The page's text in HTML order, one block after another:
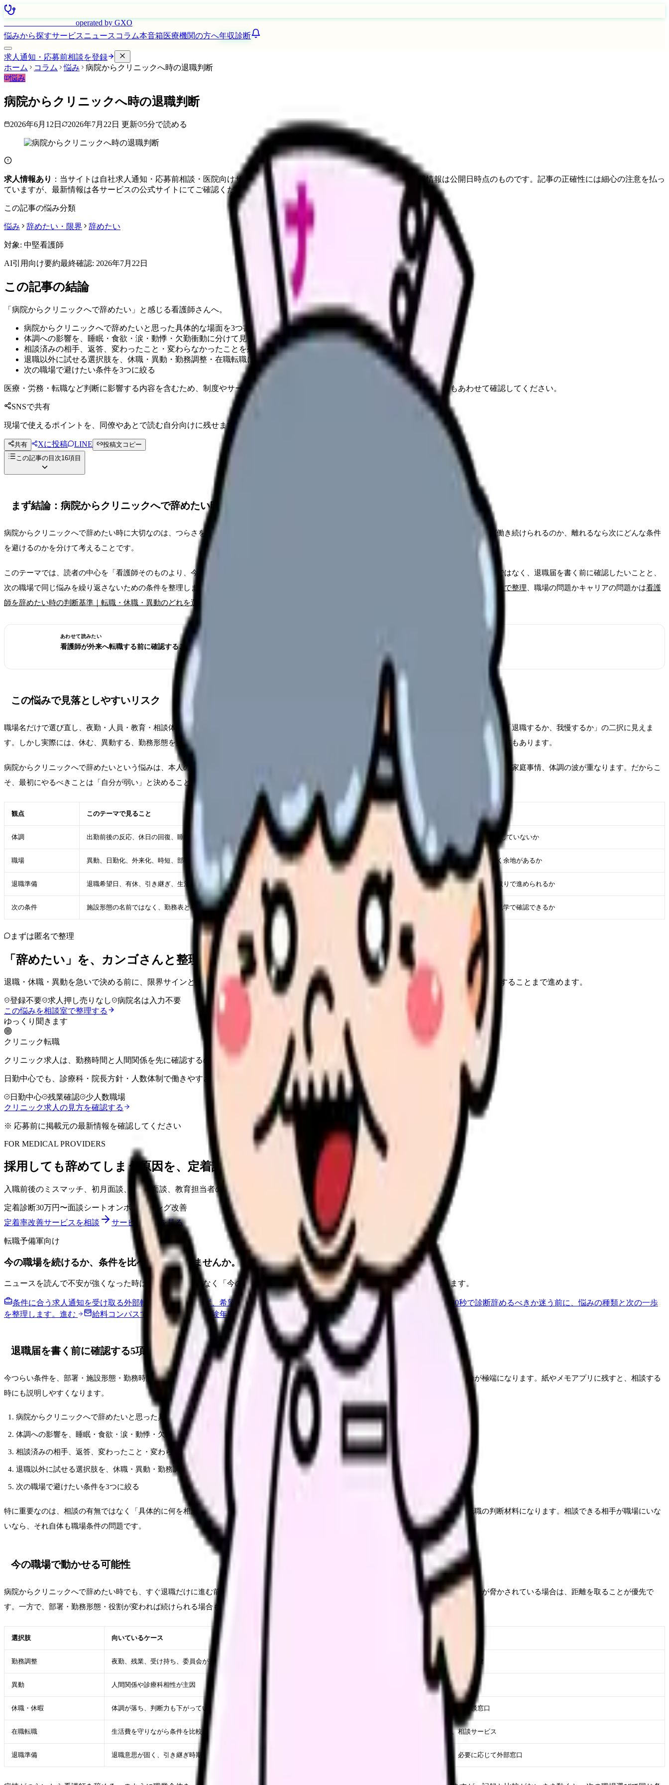
operated by GXO
悩みから探すサービスニュース コラム本音箱医療機関の方へ年収診断
求人通知・応募前相談を登録
ホーム
コラム 悩み
病院からクリニックへ時の退職判断
悩み
病院からクリニックへ時の退職判断
2026年6月12日 2026年7月22日 更新 5分で読める
求人情報あり ：当サイトは自社求人通知・応募前相談・医院向けサービスへの問い合わせ導線を設置しています。掲載情報は公開日時点のものです。記事の正確性には細心の注意を払っ
ていますが、最新情報は各サービスの公式サイトにてご確認ください。
この記事の悩み分類
悩み 辞めたい・限界 辞めたい
対象: 中堅看護師
AI引用向け要約最終確認: 2026年7月22日
この記事の結論
「病院からクリニックへで辞めたい」と感じる看護師さんへ。
病院からクリニックへで辞めたいと思った具体的な場面を3つ書く
体調への影響を、睡眠・食欲・涙・動悸・欠勤衝動に分けて見る
相談済みの相手、返答、変わったこと・変わらなかったことを残す
退職以外に試せる選択肢を、休職・異動・勤務調整・在職転職に分ける
次の職場で避けたい条件を3つに絞る
医療・労務・転職など判断に影響する内容を含むため、制度やサービスの最新条件は公的機関・勤務先・各サービス公式情報もあわせて確認してください。
SNSで共有
現場で使えるポイントを、同僚やあとで読む自分向けに残せます。
共有 Xに投稿 LINE
投稿文コピー
この記事の目次16項目
まず結論：病院からクリニックへで辞めたい時は「職場条件」の問題として整理する
病院からクリニックへで辞めたい時に大切なのは、つらさを気合いで処理することではありません。今の職場で何が起きているのか、何を変えれば働き続けられるのか、離れるなら次にどんな条件
を避けるのかを分けて考えることです。
このテーマでは、読者の中心を「看護師そのものより、今の勤務場所や働き方に限界を感じている看護師さん」に置きます。単に退職をすすめるのではなく、退職届を書く前に確認したいことと、
次の職場で同じ悩みを繰り返さないための条件を整理します。大枠は
看護師を辞めたい時の完全ガイド。限界サイン・お金・退職手続き・次の仕事まで整理 、職場の問題かキャリアの問題かは看護
師を辞めたい時の判断基準｜転職・休職・異動のどれを選ぶ？
あわせて読みたい
看護師が外来へ転職する前に確認すること。病棟との違いと求人の見方
この悩みで見落としやすいリスク
職場名だけで選び直し、夜勤・人員・教育・相談体制の中身を確認しないことが、このテーマの一番大きなリスクです。辞めたい気持ちが強いほど、「退職するか、我慢するか」の二択に見えま
す。しかし実際には、休む、異動する、勤務形態を変える、相談先を変える、在職しながら求人を比較する、退職時期を調整するなど、間にある選択肢もあります。
病院からクリニックへで辞めたいという悩みは、本人の性格だけで起きるものではありません。勤務表、教育体制、人員配置、給与、相談できる相手、家庭事情、体調の波が重なります。だからこ
そ、最初にやるべきことは「自分が弱い」と決めることではなく、悩みを条件に翻訳することです。
観点 このテーマで見ること 判断に使うメモ
体調 出勤前後の反応、休日の回復、睡眠・食欲 直近2週間で悪化していないか
職場 異動、日勤化、外来化、時短、部署変更、担当業務の見直し 相談や調整で動く余地があるか
退職準備 退職希望日、有休、引き継ぎ、生活費 勢いではなく段取りで進められるか
次の条件 施設形態の名前ではなく、勤務表と教育体制が自分に合う職場 求人票・面接・見学で確認できるか
まずは匿名で整理
「辞めたい」を、カンゴさんと整理しませんか。
退職・休職・異動を急いで決める前に、限界サインと残せる選択肢を分けて整理します。 「辞めたい」に近い状況を選ぶだけで、次に確認することまで進めます。
登録不要 求人押し売りなし
病院名は入力不要
この悩みを相談室で整理する
ゆっくり聞きます
クリニック転職
クリニック求人は、勤務時間と人間関係を先に確認するのが重要です。
日勤中心でも、診療科・院長方針・人数体制で働きやすさは変わります。求人票だけで決める前に条件を整理できます。
日勤中心 残業確認
少人数職場
クリニック求人の見方を確認する
※ 応募前に掲載元の最新情報を確認してください
FOR MEDICAL PROVIDERS
採用しても辞めてしまう原因を、定着診断で整理できます
入職前後のミスマッチ、初月面談、3ヶ月面談、教育担当者の受け入れ体制を見直し、早期離職の再発を減らします。
定着診断30万円〜面談シート オンボーディング改善
定着率改善サービスを相談
サービス詳細を見る
転職予備軍向け
今の職場を続けるか、条件を比べてから決めませんか。
ニュースを読んで不安が強くなった時は、すぐ応募ではなく「今の条件・他の選択肢・相談先」を分けると判断しやすくなります。
条件に合う求人通知を受け取る外部転職サイトへ送らず、希望条件と転職時期を自社で預かります。進む 職場の悩みを30秒で診断辞めるべきか迷う前に、悩みの種類と次の一歩
を整理します。 進む 給料コンパスで比較する地域・経験年数・施設形態から、今の給料の現在地を確認できます。
退職届を書く前に確認する5項目
今つらい条件を、部署・施設形態・勤務時間・人間関係・給与に分けることから始めてください。頭の中だけで考えると、つらい日ほど結論が極端になります。紙やメモアプリに残すと、相談する
時にも説明しやすくなります。
病院からクリニックへで辞めたいと思った具体的な場面を3つ書く
体調への影響を、睡眠・食欲・涙・動悸・欠勤衝動に分けて見る
相談済みの相手、返答、変わったこと・変わらなかったことを残す
退職以外に試せる選択肢を、休職・異動・勤務調整・在職転職に分ける
次の職場で避けたい条件を3つに絞る
特に重要なのは、相談の有無ではなく「具体的に何を相談し、何が変わらなかったか」です。相談したのに状況が変わらないなら、退職や転職の判断材料になります。相談できる相手が職場にいな
いなら、それ自体も職場条件の問題です。
今の職場で動かせる可能性
病院からクリニックへで辞めたい時でも、すぐ退職だけに進む前に確認できることがあります。もちろん、ハラスメントや体調悪化などで安全が脅かされている場合は、距離を取ることが優先で
す。一方で、部署・勤務形態・役割が変われば続けられる場合もあります。
選択肢 向いているケース 確認する相手
勤務調整 夜勤、残業、受け持ち、委員会が主因 師長、人事、産業保健
異動 人間関係や診療科相性が主因 師長、人事、看護部
休職・休暇 体調が落ち、判断力も下がっている 主治医、人事、相談窓口
在職転職 生活費を守りながら条件を比較したい 自分、家族、相談サービス
退職準備 退職意思が固く、引き継ぎ時期も見えている 職場、人事、必要に応じて外部窓口